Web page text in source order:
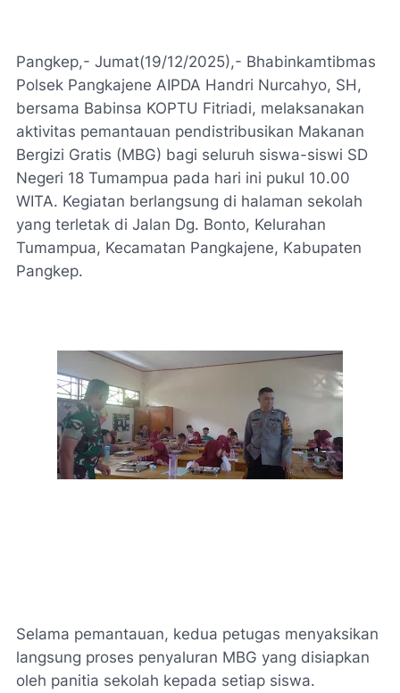
Pangkep,- Jumat(19/12/2025),- Bhabinkamtibmas
Polsek Pangkajene AIPDA Handri Nurcahyo, SH,
bersama Babinsa KOPTU Fitriadi, melaksanakan
aktivitas pemantauan pendistribusikan Makanan
Bergizi Gratis (MBG) bagi seluruh siswa-siswi SD
Negeri 18 Tumampua pada hari ini pukul 10.00
WITA. Kegiatan berlangsung di halaman sekolah
yang terletak di Jalan Dg. Bonto, Kelurahan
Tumampua, Kecamatan Pangkajene, Kabupaten
Pangkep.
Selama pemantauan, kedua petugas menyaksikan
langsung proses penyaluran MBG yang disiapkan
oleh panitia sekolah kepada setiap siswa.